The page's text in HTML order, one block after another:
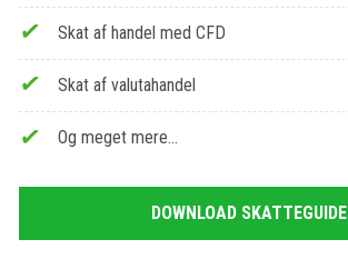
Skat af handel med CFD
Skat af valutahandel
Og meget mere…
DOWNLOAD SKATTEGUIDE